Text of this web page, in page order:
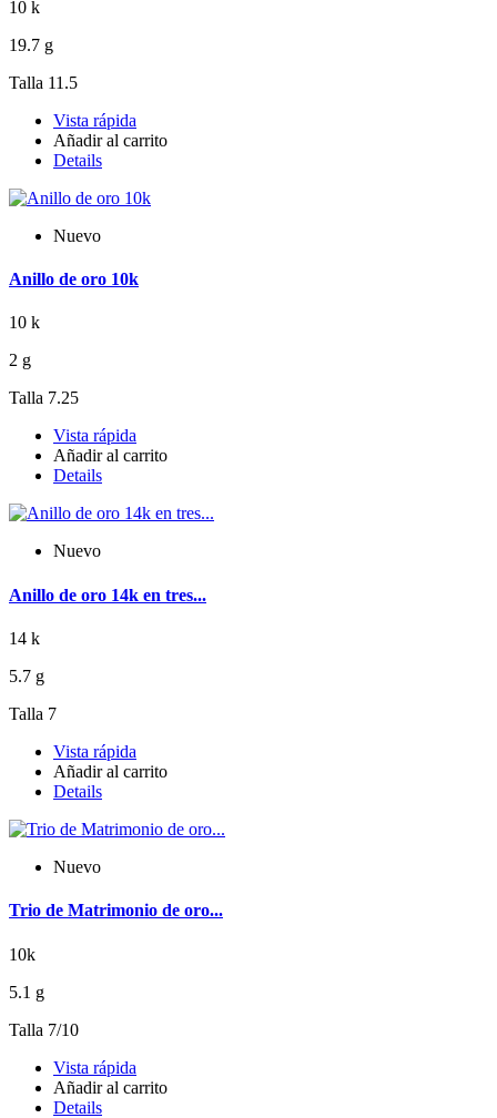
10 k
19.7 g
Talla 11.5
Vista rápida
Añadir al carrito
Details
Nuevo
Anillo de oro 10k
10 k
2 g
Talla 7.25
Vista rápida
Añadir al carrito
Details
Nuevo
Anillo de oro 14k en tres...
14 k
5.7 g
Talla 7
Vista rápida
Añadir al carrito
Details
Nuevo
Trio de Matrimonio de oro...
10k
5.1 g
Talla 7/10
Vista rápida
Añadir al carrito
Details